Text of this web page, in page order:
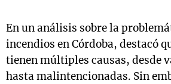
En un análisis sobre la
incendios en Córdoba, destacó
tienen múltiples causas, desde
hasta malintencionadas. Sin